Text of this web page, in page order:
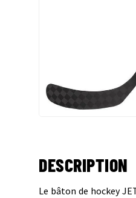
DESCRIPTION
Le bâton de hockey